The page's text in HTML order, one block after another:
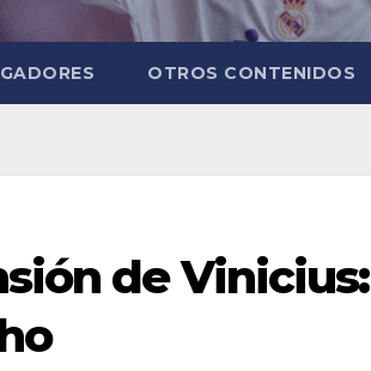
OTROS CONTENIDOS
de Vinicius: